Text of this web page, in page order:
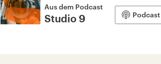
Aus dem Podcast
Studio 9